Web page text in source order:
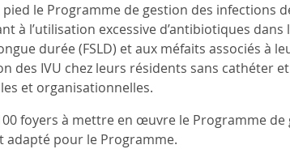
le Programme de gestion des infections
à l’utilisation excessive d’antibiotiques
durée (FSLD) et aux méfaits associés à
des IVU chez leurs résidents sans cathéter
et organisationnelles.
foyers à mettre en œuvre le Programme
adapté pour le Programme.